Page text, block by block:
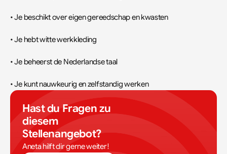
• Je beschikt over eigen gereedschap en kwasten
• Je hebt witte werkkleding
• Je beheerst de Nederlandse taal
• Je kunt nauwkeurig en zelfstandig werken
Hast du Fragen zu
diesem
Stellenangebot?
Aneta hilft dir gerne weiter!